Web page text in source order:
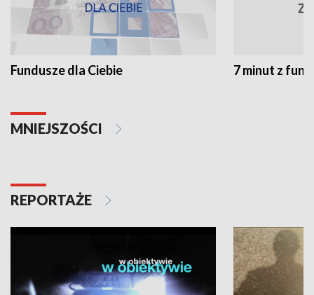
Fundusze dla Ciebie 7 minut z
MNIEJSZOŚCI
REPORTAŻE